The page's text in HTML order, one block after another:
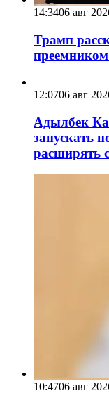
14:3406 авг
Трамп
12:0706 авг
Адылбек
запускать
расширять
10:4706 авг